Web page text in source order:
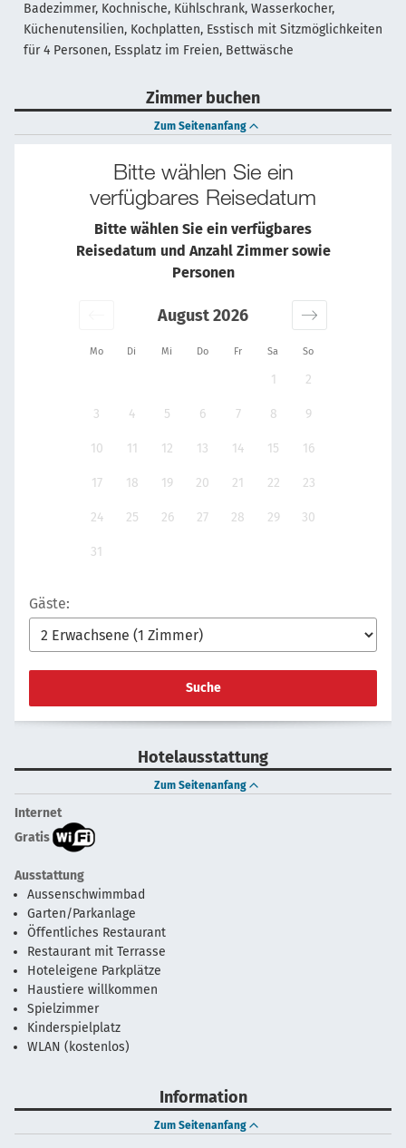
Badezimmer, Kochnische, Kühlschrank, Wasserkocher,
Küchenutensilien, Kochplatten, Esstisch mit Sitzmöglichkeiten
für 4 Personen, Essplatz im Freien, Bettwäsche
Zimmer buchen
Zum Seitenanfang
Bitte wählen Sie ein
verfügbares Reisedatum
Bitte wählen Sie ein verfügbares
Reisedatum und Anzahl Zimmer sowie
Personen
Mo Di Mi Do Fr Sa So
August 2026
1 2
3 4 5 6 7 8 9
10 11 12 13 14 15 16
17 18 19 20 21 22 23
24 25 26 27 28 29 30
31
Gäste:
Suche
Hotelausstattung
Zum Seitenanfang
Internet
Gratis
Ausstattung
Aussenschwimmbad
Garten/Parkanlage
Öffentliches Restaurant
Restaurant mit Terrasse
Hoteleigene Parkplätze
Haustiere willkommen
Spielzimmer
Kinderspielplatz
WLAN (kostenlos)
Information
Zum Seitenanfang